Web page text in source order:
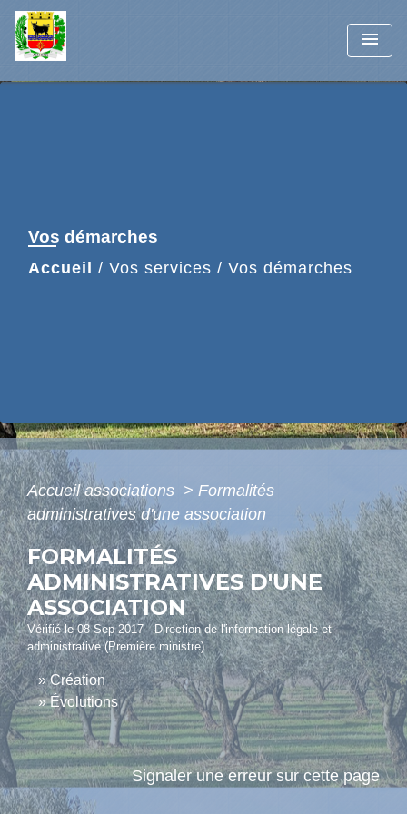
menu
Vos démarches
Accueil / Vos services / Vos démarches
Accueil associations > Formalités
administratives d'une association
FORMALITÉS
ADMINISTRATIVES D'UNE
ASSOCIATION
Vérifié le 08 Sep 2017 - Direction de l'information légale et
administrative (Première ministre)
Création
Évolutions
Signaler une erreur sur cette page